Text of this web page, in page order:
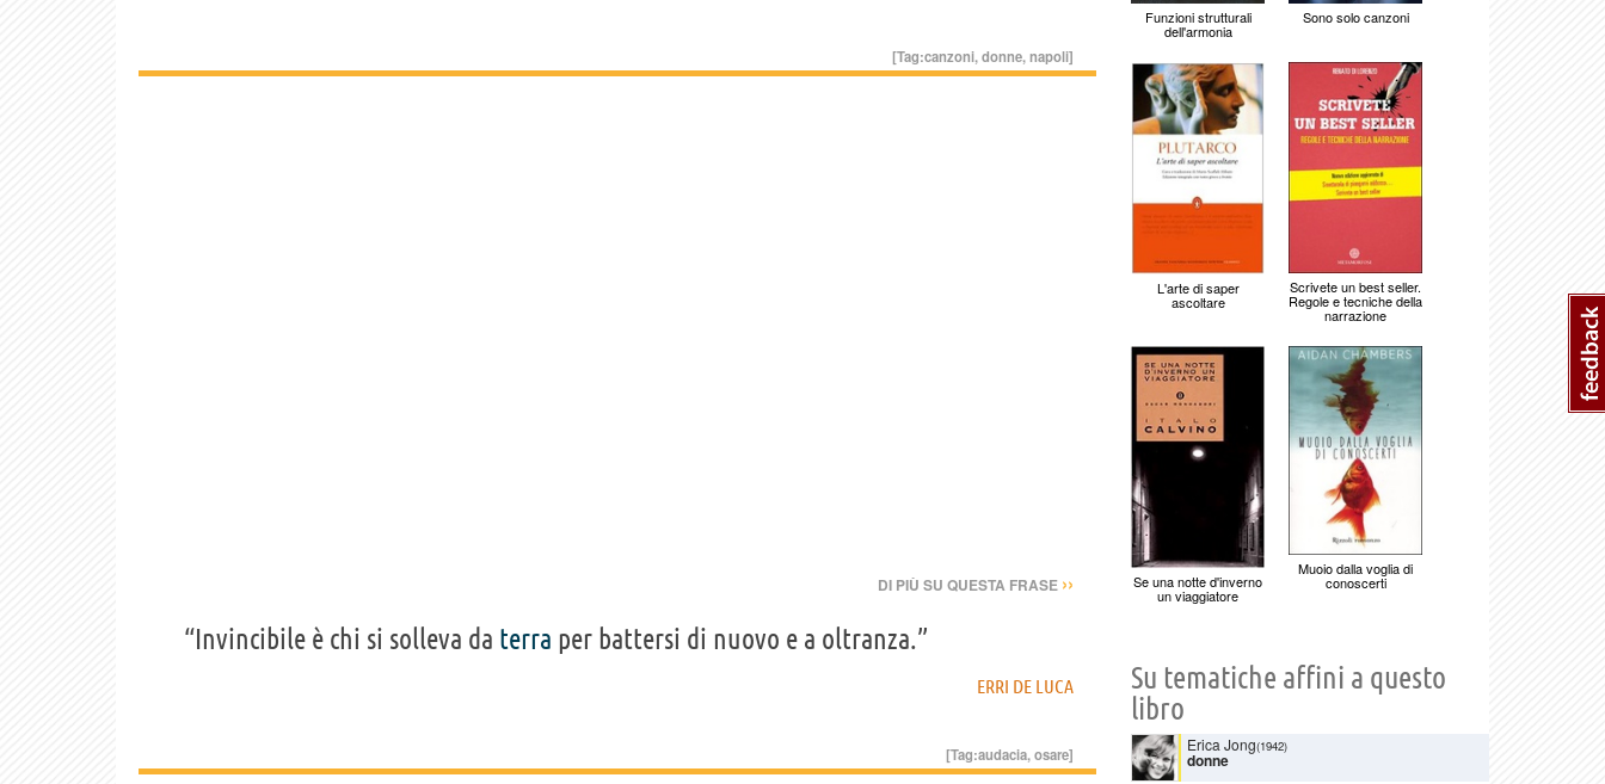
[Tag:canzoni,donne,napoli]
DI PIÙ SU QUESTA FRASE ››
“Invincibile è chi si solleva da terra per battersi di nuovo e a oltranza.”
ERRI DE LUCA
[Tag:audacia,osare]
Funzioni strutturali
dell'armonia
Sono solo canzoni
L'arte di saper
ascoltare
Scrivete un best seller.
Regole e tecniche della
narrazione
Se una notte d'inverno
un viaggiatore
Muoio dalla voglia di
conoscerti
Su tematiche affini a questo
libro
Erica Jong(1942)
donne